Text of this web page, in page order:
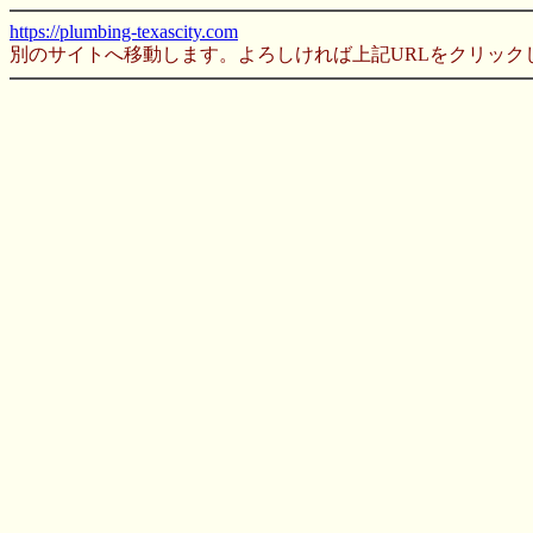
https://plumbing-texascity.com
別のサイトへ移動します。よろしければ上記URLをクリック